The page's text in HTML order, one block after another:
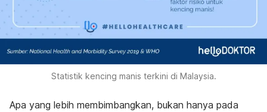
Statistik kencing manis terkini di Malaysia.
Apa yang lebih membimbangkan, bukan hanya pada